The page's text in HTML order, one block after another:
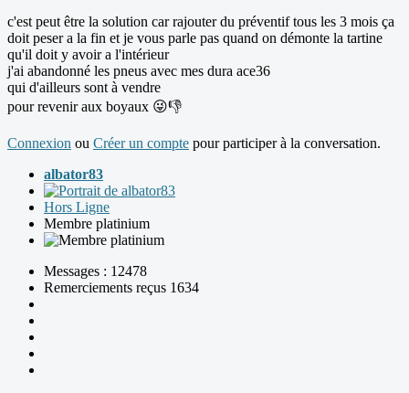
c'est peut être la solution car rajouter du préventif tous les 3 mois ça
doit peser a la fin et je vous parle pas quand on démonte la tartine
qu'il doit y avoir a l'intérieur
j'ai abandonné les pneus avec mes dura ace36
qui d'ailleurs sont à vendre
pour revenir aux boyaux 😜👎
Connexion ou Créer un compte pour participer à la conversation.
albator83
Hors Ligne
Membre platinium
Messages : 12478
Remerciements reçus 1634